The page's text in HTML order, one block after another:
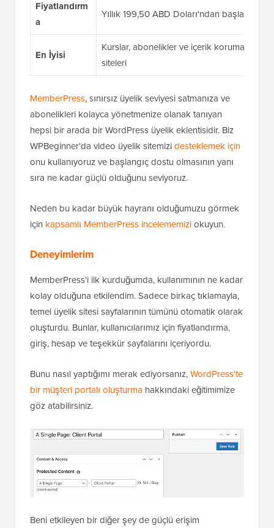
Fiyatlandırm
a
Yıllık 199,50 ABD Doları'ndan başlayan
En İyisi
Kurslar, abonelikler ve içerik koruması ile
siteleri
MemberPress, sınırsız üyelik seviyesi satmanıza ve
abonelikleri kolayca yönetmenize olanak tanıyan
hepsi bir arada bir WordPress üyelik eklentisidir. Biz
WPBeginner'da video üyelik sitemizidesteklemek için
onu kullanıyoruz ve başlangıç dostu olmasının yanı
sıra ne kadar güçlü olduğunu seviyoruz.
Neden bu kadar büyük hayranı olduğumuzu görmek
için kapsamlı MemberPress incelememiziokuyun.
Deneyimlerim
MemberPress'i ilk kurduğumda, kullanımının ne kadar
kolay olduğuna etkilendim. Sadece birkaç tıklamayla,
temel üyelik sitesi sayfalarının tümünü otomatik olarak
oluşturdu. Bunlar, kullanıcılarımız için fiyatlandırma,
giriş, hesap ve teşekkür sayfalarını içeriyordu.
Bunu nasıl yaptığımı merak ediyorsanız,WordPress'te
bir müşteri portalı oluşturma hakkındaki eğitimimize
göz atabilirsiniz.
Beni etkileyen bir diğer şey de güçlü erişim